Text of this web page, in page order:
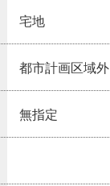
宅地
都市計画区域外
無指定